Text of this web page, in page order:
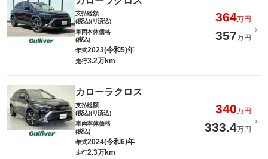
支払総額
(税込)(リ済込)
364万円
車両本体価格
(税込)
357万円
年式2023(令和5)年
走行3.2万km
カローラクロス
支払総額
(税込)(リ済込)
340万円
車両本体価格
(税込)
333.4万円
年式2024(令和6)年
走行2.3万km